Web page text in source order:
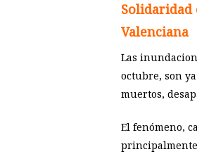
Solidaridad
Valenciana
Las
octubre, son
muertos,
El fenómeno,